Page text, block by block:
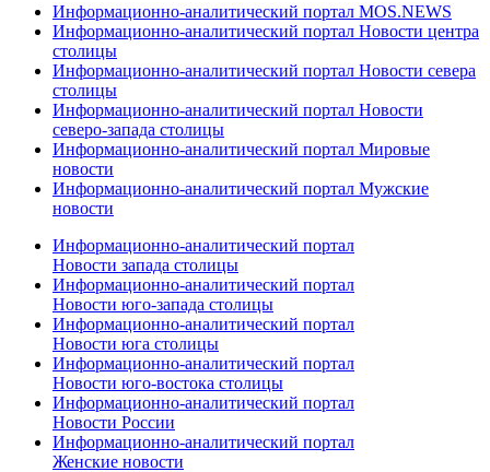
Информационно-аналитический портал MOS.NEWS
Информационно-аналитический портал Новости центра
столицы
Информационно-аналитический портал Новости севера
столицы
Информационно-аналитический портал Новости
северо-запада столицы
Информационно-аналитический портал Мировые
новости
Информационно-аналитический портал Мужские
новости
Информационно-аналитический портал
Новости запада столицы
Информационно-аналитический портал
Новости юго-запада столицы
Информационно-аналитический портал
Новости юга столицы
Информационно-аналитический портал
Новости юго-востока столицы
Информационно-аналитический портал
Новости России
Информационно-аналитический портал
Женские новости